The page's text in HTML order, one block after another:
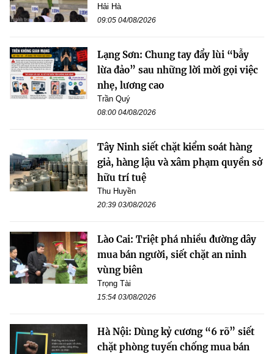
Hải Hà
09:05 04/08/2026
Lạng Sơn: Chung tay đẩy lùi “bẫy
lừa đảo” sau những lời mời gọi việc
nhẹ, lương cao
Trần Quý
08:00 04/08/2026
Tây Ninh siết chặt kiểm soát hàng
giả, hàng lậu và xâm phạm quyền sở
hữu trí tuệ
Thu Huyền
20:39 03/08/2026
Lào Cai: Triệt phá nhiều đường dây
mua bán người, siết chặt an ninh
vùng biên
Trọng Tài
15:54 03/08/2026
Hà Nội: Dùng kỷ cương “6 rõ” siết
chặt phòng tuyến chống mua bán